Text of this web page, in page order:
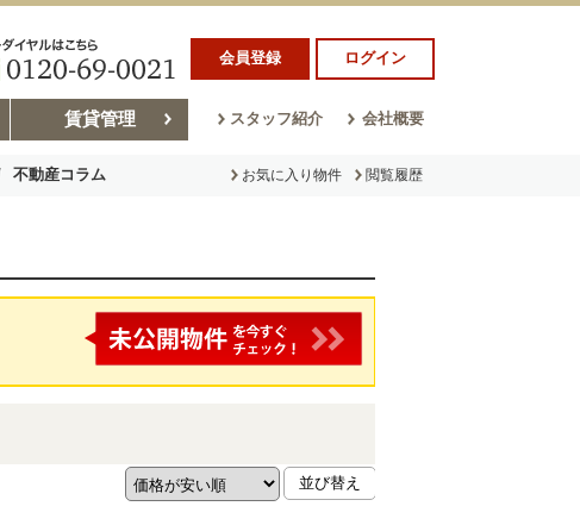
会員登録 ログイン
賃貸管理 スタッフ紹介 会社概要
不動産コラム お気に入り物件 閲覧履歴